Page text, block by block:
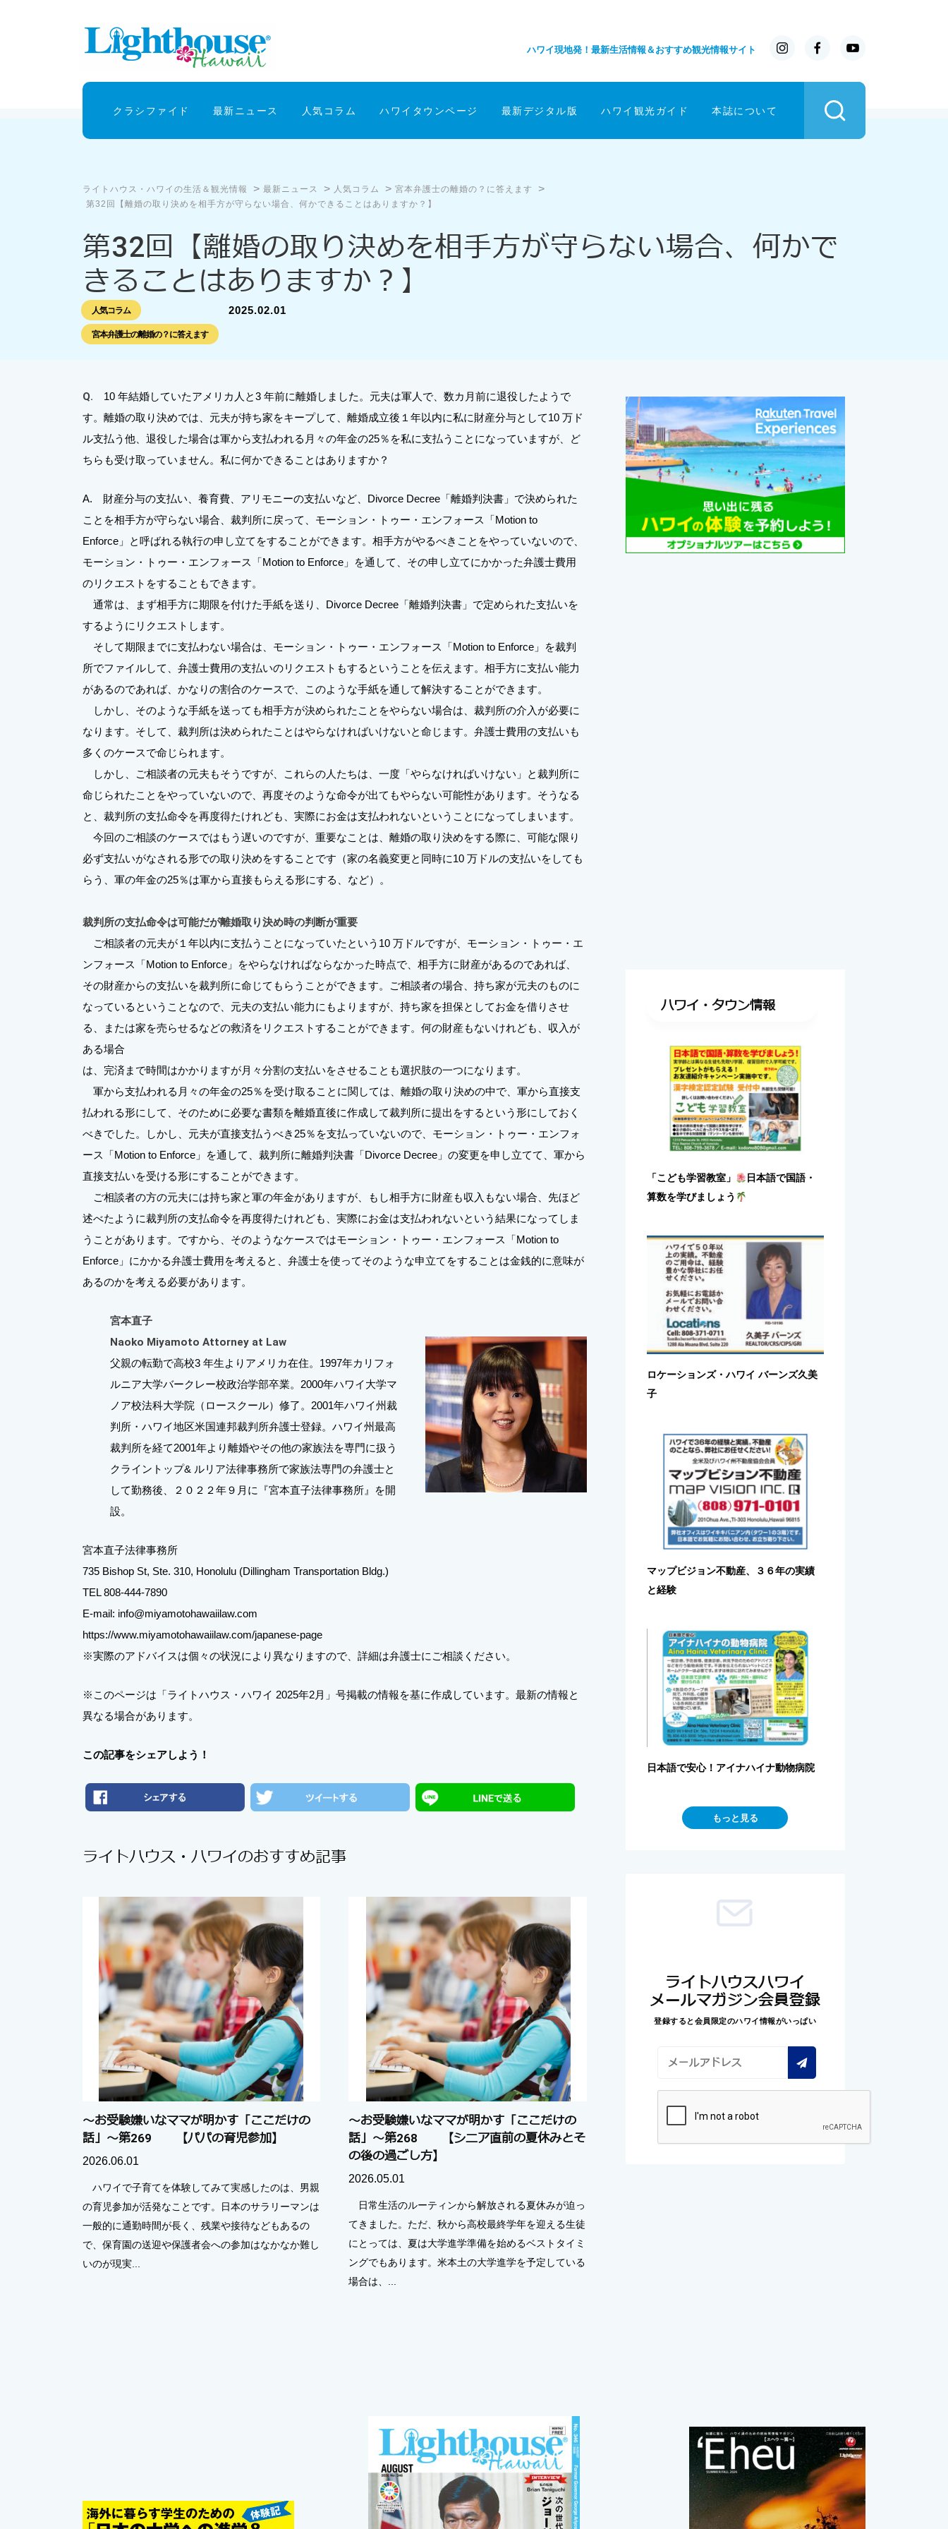
ハワイ現地発！最新生活情報＆おすすめ観光情報サイト
クラシファイド 最新ニュース 人気コラム ハワイタウンページ 最新デジタル版 ハワイ観光ガイド 本誌について
ライトハウス・ハワイの生活＆観光情報 > 最新ニュース > 人気コラム > 宮本弁護士の離婚の？に答えます >
第32回【離婚の取り決めを相手方が守らない場合、何かできることはありますか？】
第32回【離婚の取り決めを相手方が守らない場合、何かで
きることはありますか？】
人気コラム
宮本弁護士の離婚の？に答えます
2025.02.01
Q. 10 年結婚していたアメリカ人と3 年前に離婚しました。元夫は軍人で、数カ月前に退役したようで
す。離婚の取り決めでは、元夫が持ち家をキープして、離婚成立後１年以内に私に財産分与として10 万ド
ル支払う他、退役した場合は軍から支払われる月々の年金の25％を私に支払うことになっていますが、ど
ちらも受け取っていません。私に何かできることはありますか？
A. 財産分与の支払い、養育費、アリモニーの支払いなど、Divorce Decree「離婚判決書」で決められた
ことを相手方が守らない場合、裁判所に戻って、モーション・トゥー・エンフォース「Motion to
Enforce」と呼ばれる執行の申し立てをすることができます。相手方がやるべきことをやっていないので、
モーション・トゥー・エンフォース「Motion to Enforce」を通して、その申し立てにかかった弁護士費用
のリクエストをすることもできます。
通常は、まず相手方に期限を付けた手紙を送り、Divorce Decree「離婚判決書」で定められた支払いを
するようにリクエストします。
そして期限までに支払わない場合は、モーション・トゥー・エンフォース「Motion to Enforce」を裁判
所でファイルして、弁護士費用の支払いのリクエストもするということを伝えます。相手方に支払い能力
があるのであれば、かなりの割合のケースで、このような手紙を通して解決することができます。
しかし、そのような手紙を送っても相手方が決められたことをやらない場合は、裁判所の介入が必要に
なります。そして、裁判所は決められたことはやらなければいけないと命じます。弁護士費用の支払いも
多くのケースで命じられます。
しかし、ご相談者の元夫もそうですが、これらの人たちは、一度「やらなければいけない」と裁判所に
命じられたことをやっていないので、再度そのような命令が出てもやらない可能性があります。そうなる
と、裁判所の支払命令を再度得たけれども、実際にお金は支払われないということになってしまいます。
今回のご相談のケースではもう遅いのですが、重要なことは、離婚の取り決めをする際に、可能な限り
必ず支払いがなされる形での取り決めをすることです（家の名義変更と同時に10 万ドルの支払いをしても
らう、軍の年金の25％は軍から直接もらえる形にする、など）。
裁判所の支払命令は可能だが離婚取り決め時の判断が重要
ご相談者の元夫が１年以内に支払うことになっていたという10 万ドルですが、モーション・トゥー・エ
ンフォース「Motion to Enforce」をやらなければならなかった時点で、相手方に財産があるのであれば、
その財産からの支払いを裁判所に命じてもらうことができます。ご相談者の場合、持ち家が元夫のものに
なっているということなので、元夫の支払い能力にもよりますが、持ち家を担保としてお金を借りさせ
る、または家を売らせるなどの救済をリクエストすることができます。何の財産もないけれども、収入が
ある場合
は、完済まで時間はかかりますが月々分割の支払いをさせることも選択肢の一つになります。
軍から支払われる月々の年金の25％を受け取ることに関しては、離婚の取り決めの中で、軍から直接支
払われる形にして、そのために必要な書類を離婚直後に作成して裁判所に提出をするという形にしておく
べきでした。しかし、元夫が直接支払うべき25％を支払っていないので、モーション・トゥー・エンフォ
ース「Motion to Enforce」を通して、裁判所に離婚判決書「Divorce Decree」の変更を申し立てて、軍から
直接支払いを受ける形にすることができます。
ご相談者の方の元夫には持ち家と軍の年金がありますが、もし相手方に財産も収入もない場合、先ほど
述べたように裁判所の支払命令を再度得たけれども、実際にお金は支払われないという結果になってしま
うことがあります。ですから、そのようなケースではモーション・トゥー・エンフォース「Motion to
Enforce」にかかる弁護士費用を考えると、弁護士を使ってそのような申立てをすることは金銭的に意味が
あるのかを考える必要があります。
宮本直子
Naoko Miyamoto Attorney at Law
父親の転勤で高校3 年生よりアメリカ在住。1997年カリフォ
ルニア大学バークレー校政治学部卒業。2000年ハワイ大学マ
ノア校法科大学院（ロースクール）修了。2001年ハワイ州裁
判所・ハワイ地区米国連邦裁判所弁護士登録。ハワイ州最高
裁判所を経て2001年より離婚やその他の家族法を専門に扱う
クライントップ& ルリア法律事務所で家族法専門の弁護士と
して勤務後、２０２２年９月に『宮本直子法律事務所』を開
設。
宮本直子法律事務所
735 Bishop St, Ste. 310, Honolulu (Dillingham Transportation Bldg.)
TEL 808-444-7890
E-mail: info@miyamotohawaiilaw.com
https://www.miyamotohawaiilaw.com/japanese-page
※実際のアドバイスは個々の状況により異なりますので、詳細は弁護士にご相談ください。
※このページは「ライトハウス・ハワイ 2025年2月」号掲載の情報を基に作成しています。最新の情報と
異なる場合があります。
この記事をシェアしよう！
ライトハウス・ハワイのおすすめ記事
～お受験嫌いなママが明かす「ここだけの
話」～第269 【パパの育児参加】
2026.06.01
ハワイで子育てを体験してみて実感したのは、男親
の育児参加が活発なことです。日本のサラリーマンは
一般的に通勤時間が長く、残業や接待などもあるの
で、保育園の送迎や保護者会への参加はなかなか難し
いのが現実...
～お受験嫌いなママが明かす「ここだけの
話」～第268 【シニア直前の夏休みとそ
の後の過ごし方】
2026.05.01
日常生活のルーティンから解放される夏休みが迫っ
てきました。ただ、秋から高校最終学年を迎える生徒
にとっては、夏は大学進学準備を始めるベストタイミ
ングでもあります。米本土の大学進学を予定している
場合は、...
ハワイ・タウン情報
「こども学習教室」
日本語で国語・
算数を学びましょう
ロケーションズ・ハワイ バーンズ久美
子
マップビジョン不動産、３６年の実績
と経験
日本語で安心！アイナハイナ動物病院
もっと見る
ライトハウスハワイ
メールマガジン会員登録
登録すると会員限定のハワイ情報がいっぱい